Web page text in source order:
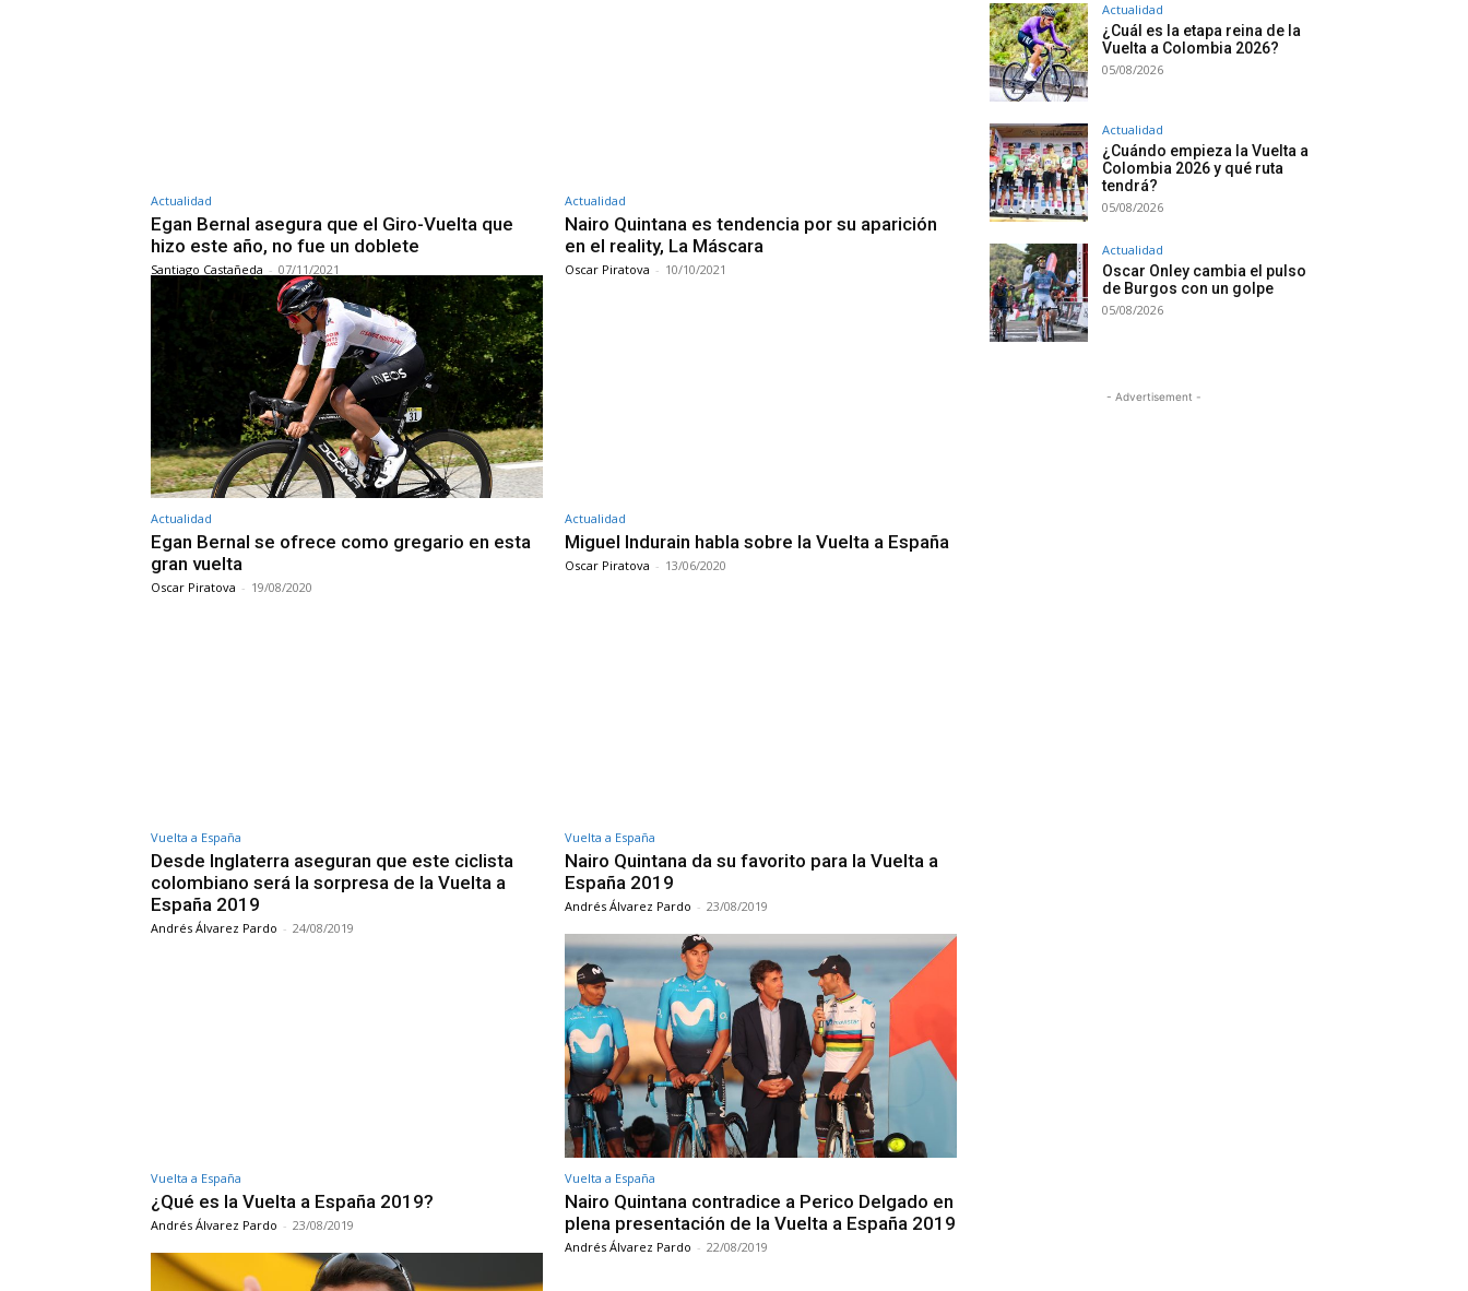
Actualidad
Egan Bernal asegura que el Giro-Vuelta que
hizo este año, no fue un doblete
Santiago Castañeda - 07/11/2021
Actualidad
Nairo Quintana es tendencia por su aparición
en el reality, La Máscara
Oscar Piratova - 10/10/2021
Actualidad
Egan Bernal se ofrece como gregario en esta
gran vuelta
Oscar Piratova - 19/08/2020
Actualidad
Miguel Indurain habla sobre la Vuelta a España
Oscar Piratova - 13/06/2020
Vuelta a España
Desde Inglaterra aseguran que este ciclista
colombiano será la sorpresa de la Vuelta a
España 2019
Andrés Álvarez Pardo - 24/08/2019
Vuelta a España
Nairo Quintana da su favorito para la Vuelta a
España 2019
Andrés Álvarez Pardo - 23/08/2019
Vuelta a España
¿Qué es la Vuelta a España 2019?
Andrés Álvarez Pardo - 23/08/2019
Vuelta a España
Nairo Quintana contradice a Perico Delgado en
plena presentación de la Vuelta a España 2019
Andrés Álvarez Pardo - 22/08/2019
Actualidad
¿Cuál es la etapa reina de la
Vuelta a Colombia 2026?
05/08/2026
Actualidad
¿Cuándo empieza la Vuelta a
Colombia 2026 y qué ruta
tendrá?
05/08/2026
Actualidad
Oscar Onley cambia el pulso
de Burgos con un golpe
05/08/2026
- Advertisement -